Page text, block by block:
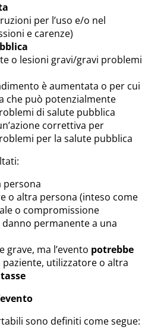
per l’uso e/o nel
e carenze)
o lesioni gravi/gravi problemi
è aumentata o per cui
che può potenzialmente
di salute pubblica
correttiva per
per la salute pubblica
persona
o altra persona (inteso come
o compromissione
permanente a una
ma l’evento potrebbe
paziente, utilizzatore o altra
sono definiti come segue: